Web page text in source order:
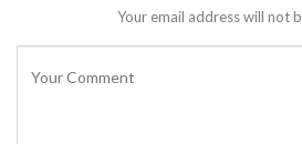
Your email address will not